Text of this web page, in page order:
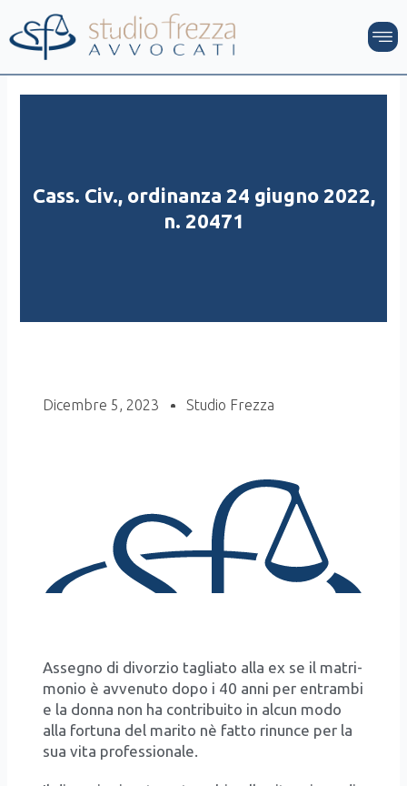
contenuto
Cass. Civ., ordinanza 24 giugno 2022,
n. 20471
Dicembre 5, 2023 Studio Frezza
Asse­gno di divor­zio taglia­to alla ex se il matri­
mo­nio è avve­nu­to dopo i 40 anni per entram­bi
e la don­na non ha con­tri­bui­to in alcun modo
alla for­tu­na del mari­to nè fat­to rinun­ce per la
sua vita pro­fes­sio­na­le.